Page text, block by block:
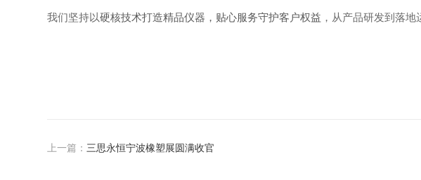
我们坚持以硬核技术打造精品仪器，贴心服务守护客户权益 ，从产品研发到落
上一篇： 三思永恒宁波橡塑展圆满收官